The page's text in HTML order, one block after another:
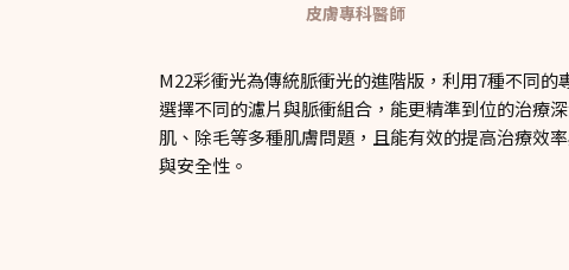
皮膚專科醫師
M22彩衝光為傳統脈衝光的進階版，利用7種不同
選擇不同的濾片與脈衝組合，能更精準到位的治療
肌、除毛等多種肌膚問題，且能有效的提高治療效
與安全性。